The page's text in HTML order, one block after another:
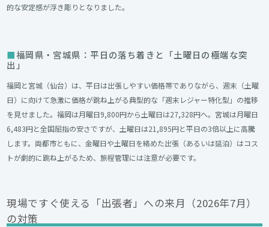
的な安定感が浮き彫りとなりました。
福岡県・宮城県：平日の落ち着きと「土曜日の極端な突
出」
福岡と宮城（仙台）は、平日は出張しやすい価格帯でありながら、週末（土曜
日）に向けて急激に価格が跳ね上がる典型的な「週末レジャー特化型」の推移
を見せました。福岡は月曜日9,800円から土曜日は27,328円へ。宮城は月曜日
6,483円と全国屈指の安さですが、土曜日は21,895円と平日の3倍以上に高騰
します。両都市ともに、金曜日や土曜日を絡めた出張（あるいは延泊）はコス
トが劇的に跳ね上がるため、旅程管理には注意が必要です。
現場ですぐ使える「出張者」への来月（2026年7月）
の対策